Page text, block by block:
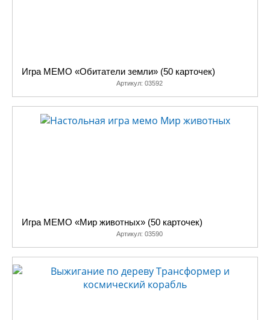
Игра МЕМО «Обитатели земли» (50 карточек)
Артикул: 03592
Игра МЕМО «Мир животных» (50 карточек)
Артикул: 03590